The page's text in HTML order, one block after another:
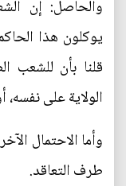
والحاصل: إن
يوكلون هذا
قلنا بأن للشعب
الولاية على
وأما الاحتمال
طرف التعاقد.